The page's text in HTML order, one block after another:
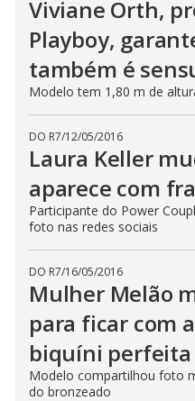
Viviane Orth,
Playboy,
também é
Modelo tem 1,80 m de
DO R7/12/05/2016
Laura Keller
aparece com
Participante do Power
foto nas redes sociais
DO R7/16/05/2016
Mulher Melão
para ficar com
biquíni perfeita
Modelo compartilhou foto
do bronzeado